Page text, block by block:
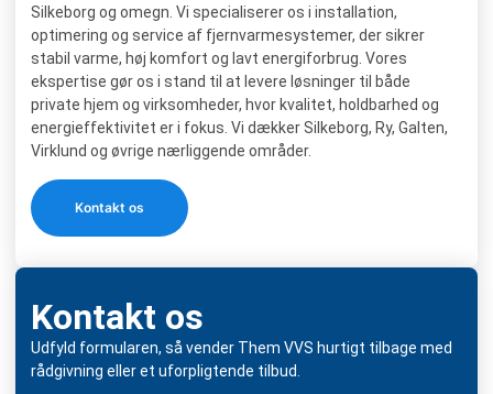
Silkeborg og omegn. Vi specialiserer os i installation,
optimering og service af fjernvarmesystemer, der sikrer
stabil varme, høj komfort og lavt energiforbrug. Vores
ekspertise gør os i stand til at levere løsninger til både
private hjem og virksomheder, hvor kvalitet, holdbarhed og
energieffektivitet er i fokus. Vi dækker Silkeborg, Ry, Galten,
Virklund og øvrige nærliggende områder.
Kontakt os
Kontakt os
Udfyld formularen, så vender Them VVS hurtigt tilbage med
rådgivning eller et uforpligtende tilbud.